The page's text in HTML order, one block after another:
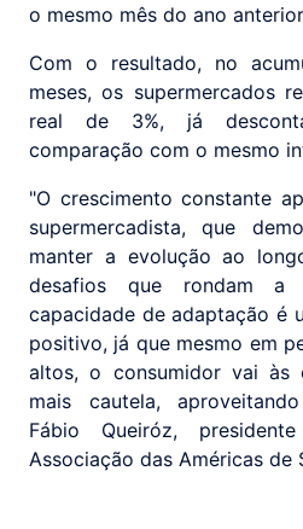
o mesmo mês do ano
Com o resultado, no
meses, os supermercados
real de 3%, já
comparação com o mesmo
"O crescimento constante
supermercadista, que
manter a evolução ao
desafios que rondam a
capacidade de adaptação é
positivo, já que mesmo em
altos, o consumidor vai às
mais cautela,
Fábio Queiróz,
Associação das Américas de